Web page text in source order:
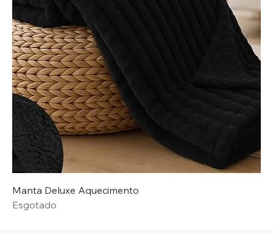
Manta Deluxe Aquecimento
Esgotado